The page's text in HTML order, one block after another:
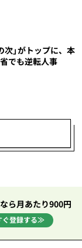
次」がトップに、本
でも逆転人事
ら月あたり900円
ぐ登録する≫